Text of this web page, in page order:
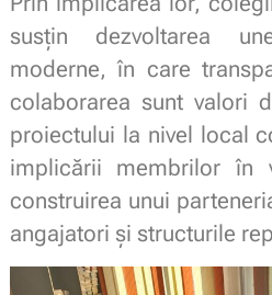
susțin dezvoltarea
moderne, în care
colaborarea sunt valori
proiectului la nivel local
implicării membrilor în
construirea unui
angajatori și structurile